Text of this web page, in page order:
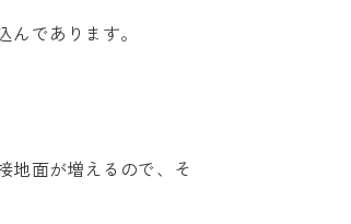
であります。
地面が増えるので、そ